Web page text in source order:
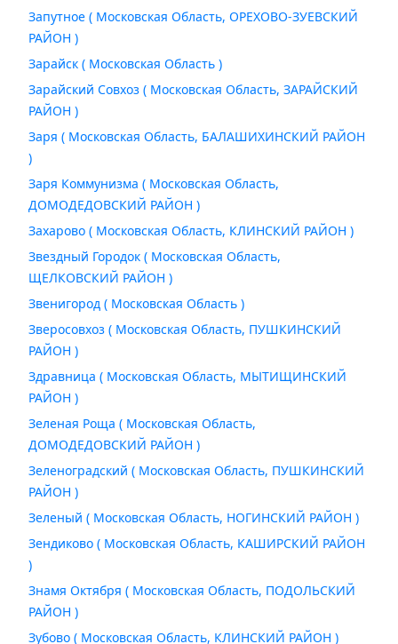
Запутное ( Московская Область, ОРЕХОВО-ЗУЕВСКИЙ
РАЙОН )
Зарайск ( Московская Область )
Зарайский Совхоз ( Московская Область, ЗАРАЙСКИЙ
РАЙОН )
Заря ( Московская Область, БАЛАШИХИНСКИЙ РАЙОН
)
Заря Коммунизма ( Московская Область,
ДОМОДЕДОВСКИЙ РАЙОН )
Захарово ( Московская Область, КЛИНСКИЙ РАЙОН )
Звездный Городок ( Московская Область,
ЩЕЛКОВСКИЙ РАЙОН )
Звенигород ( Московская Область )
Зверосовхоз ( Московская Область, ПУШКИНСКИЙ
РАЙОН )
Здравница ( Московская Область, МЫТИЩИНСКИЙ
РАЙОН )
Зеленая Роща ( Московская Область,
ДОМОДЕДОВСКИЙ РАЙОН )
Зеленоградский ( Московская Область, ПУШКИНСКИЙ
РАЙОН )
Зеленый ( Московская Область, НОГИНСКИЙ РАЙОН )
Зендиково ( Московская Область, КАШИРСКИЙ РАЙОН
)
Знамя Октября ( Московская Область, ПОДОЛЬСКИЙ
РАЙОН )
Зубово ( Московская Область, КЛИНСКИЙ РАЙОН )